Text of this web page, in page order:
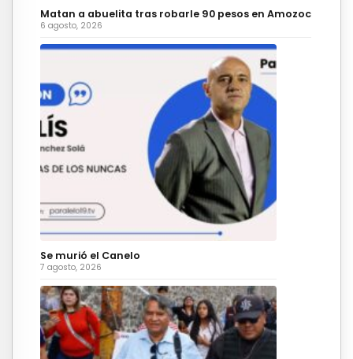
Matan a abuelita tras robarle 90 pesos en Amozoc
6 agosto, 2026
Se murió el Canelo
7 agosto, 2026